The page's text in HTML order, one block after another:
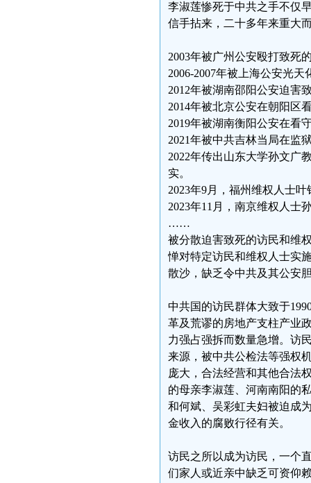
李淑莲惨死于中共之手不仅
信手拈来，二十多年来重大
2003年被广州公安殴打致死
2006-2007年被上海公安光
2012年被湖南邵阳公安迫害
2014年被北京公安在朝阳区
2019年被湖南衡阳公安在看
2021年被中共吉林当局在监
2022年传出山东大学孙文广
实。
2023年9月，福州维权人士
2023年11月，南京维权人士
……
被分散迫害致死的访民和维
惮对特定访民和维权人士实
散沙，缺乏令中共及其公安
中共国的访民群体大致于
革及荒谬的房地产支柱产业
力强占强拆而数量急增。访
来源，被中共公检法等强权
庞大，合法经营和其他合法
的母亲李淑莲、河南南阳的
和何斌、吴彩虹夫妇被迫成
金收入的腐败行径有关。
访民之所以成为访民，一个
们家人或近亲中缺乏可资仰